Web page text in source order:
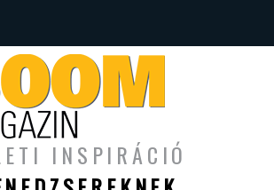
INSPIRÁCIÓ